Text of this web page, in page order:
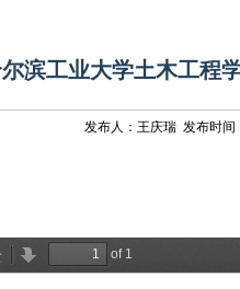
滨工业大学土木工程
发布人：王庆瑞 发布时间